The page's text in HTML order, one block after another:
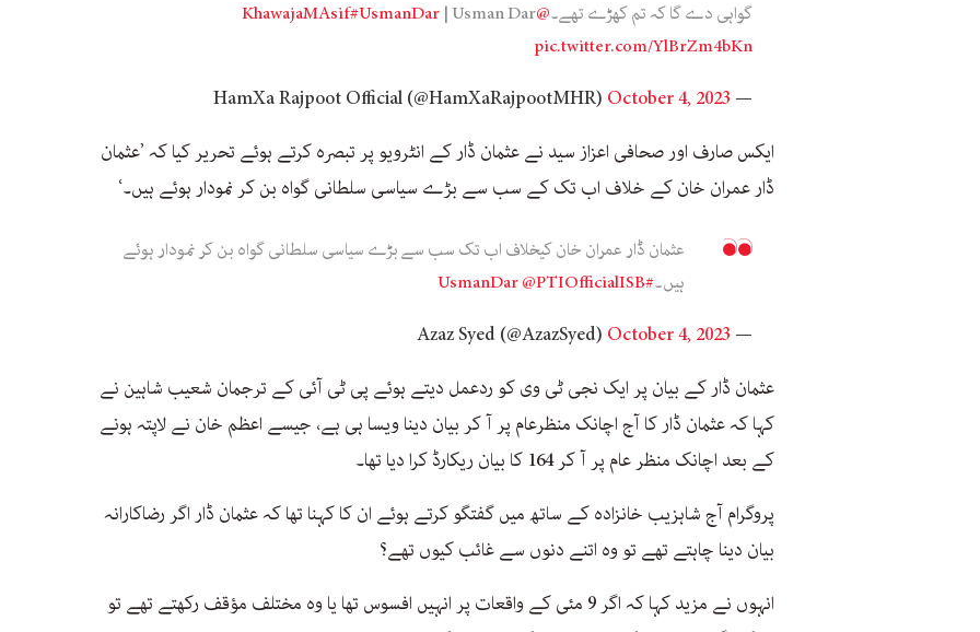
گواہی دے گا کہ تم کھڑے تھے۔@KhawajaMAsif
#UsmanDar | Usman Dar
pic.twitter.com/YlBrZm4bKn
— HamXa Rajpoot Official (@HamXaRajpootMHR)
October 4, 2023
ایکس صارف اور صحافی اعزاز سید نے عثمان ڈار کے انٹرویو پر تبصرہ کرتے ہوئے تحریر کیا کہ ’عثمان
ڈار عمران خان کے خلاف اب تک کے سب سے بڑے سیاسی سلطانی گواہ بن کر نمودار ہوئے ہیں۔‘
عثمان ڈار عمران خان کیخلاف اب تک سب سے بڑے سیاسی سلطانی گواہ بن کر نمودار ہوئے
ہیں۔#UsmanDar
@PTIOfficialISB
— Azaz Syed (@AzazSyed)
October 4, 2023
عثمان ڈار کے بیان پر ایک نجی ٹی وی کو ردعمل دیتے ہوئے پی ٹی آئی کے ترجمان شعیب شاہین نے
کہا کہ عثمان ڈار کا آج اچانک منظرعام پر آ کر بیان دینا ویسا ہی ہے، جیسے اعظم خان نے لاپتہ ہونے
کے بعد اچانک منظر عام پر آ کر 164 کا بیان ریکارڈ کرا دیا تھا۔
پروگرام آج شاہزیب خانزادہ کے ساتھ میں گفتگو کرتے ہوئے ان کا کہنا تھا کہ عثمان ڈار اگر رضاکارانہ
بیان دینا چاہتے تھے تو وہ اتنے دنوں سے غائب کیوں تھے؟
انہوں نے مزید کہا کہ اگر 9 مئی کے واقعات پر انہیں افسوس تھا یا وہ مختلف مؤقف رکھتے تھے تو